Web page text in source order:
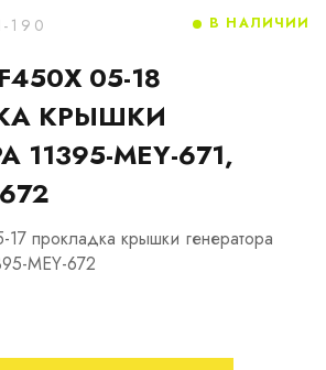
190
05-18
КРЫШКИ
11395-MEY-671,
прокладка крышки генератора
MEY-672
В НАЛИЧИИ